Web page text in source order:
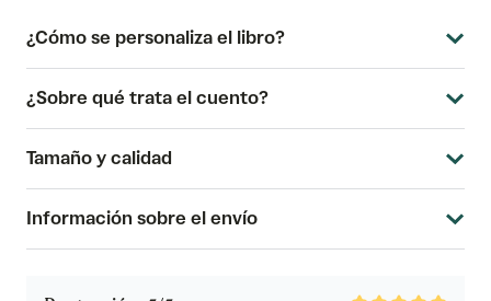
¿Cómo se personaliza el libro?
¿Sobre qué trata el cuento?
Tamaño y calidad
Información sobre el envío